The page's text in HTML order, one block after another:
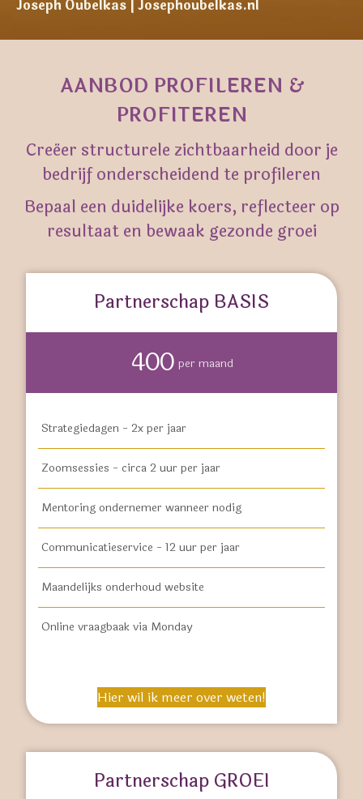
Joseph Oubelkas | Josephoubelkas.nl
AANBOD PROFILEREN &
PROFITEREN
Creëer structurele zichtbaarheid door je
bedrijf onderscheidend te profileren
Bepaal een duidelijke koers, reflecteer op
resultaat en bewaak gezonde groei
Partnerschap BASIS
400 per maand
Strategiedagen - 2x per jaar
Zoomsessies - circa 2 uur per jaar
Mentoring ondernemer wanneer nodig
Communicatieservice - 12 uur per jaar
Maandelijks onderhoud website
Online vraagbaak via Monday
Hier wil ik meer over weten!
Partnerschap GROEI